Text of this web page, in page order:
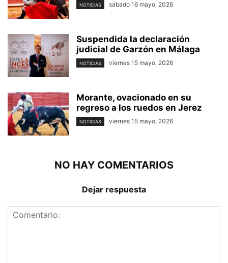
NOTICIAS sábado 16 mayo, 2026
Suspendida la declaración
judicial de Garzón en Málaga
NOTICIAS viernes 15 mayo, 2026
Morante, ovacionado en su
regreso a los ruedos en Jerez
NOTICIAS viernes 15 mayo, 2026
NO HAY COMENTARIOS
Dejar respuesta